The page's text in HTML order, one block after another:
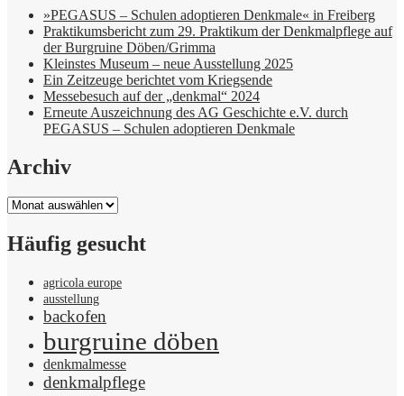
»PEGASUS – Schulen adoptieren Denkmale« in Freiberg
Praktikumsbericht zum 29. Praktikum der Denkmalpflege auf
der Burgruine Döben/Grimma
Kleinstes Museum – neue Ausstellung 2025
Ein Zeitzeuge berichtet vom Kriegsende
Messebesuch auf der „denkmal“ 2024
Erneute Auszeichnung des AG Geschichte e.V. durch
PEGASUS – Schulen adoptieren Denkmale
Archiv
Archiv
Häufig gesucht
agricola europe
ausstellung
backofen
burgruine döben
denkmalmesse
denkmalpflege